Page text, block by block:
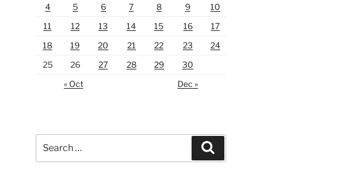
4
5 6 7 8 9
10
11
12 13 14 15 16
17
18
19 20 21 22 23
24
25
26 27 28 29
30
« Oct
Dec »
for: